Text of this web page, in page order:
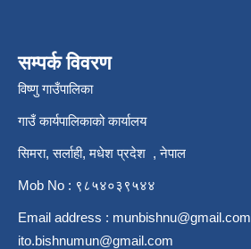
सम्पर्क विवरण
विष्णु गाउँपालिका
गाउँ कार्यपालिकाको कार्यालय
सिमरा, सर्लाही, मधेश प्रदेश , नेपाल
Mob No : ९८५४०३९५४४
Email address : munbishnu@gmail.com
ito.bishnumun@gmail.com